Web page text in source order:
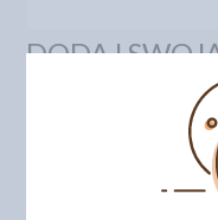
DODAJ
PRODUKTY
INNI KLIENCI